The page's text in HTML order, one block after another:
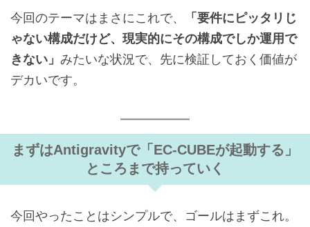
今回のテーマはまさにこれで、
「要件にピッタリじ
ゃない構成だけど、現実的にその構成でしか運用で
きない」 みたいな状況で、先に検証しておく価値が
デカいです。
まずはAntigravityで「EC-CUBEが起動する」
ところまで持っていく
今回やったことはシンプルで、ゴールはまずこれ。